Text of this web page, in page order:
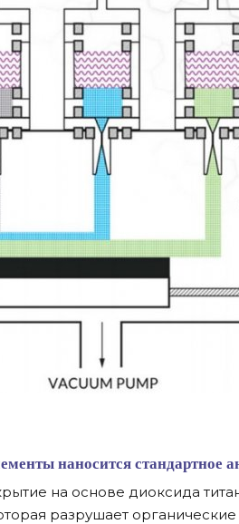
наносится стандартное
на основе диоксида
разрушает органические